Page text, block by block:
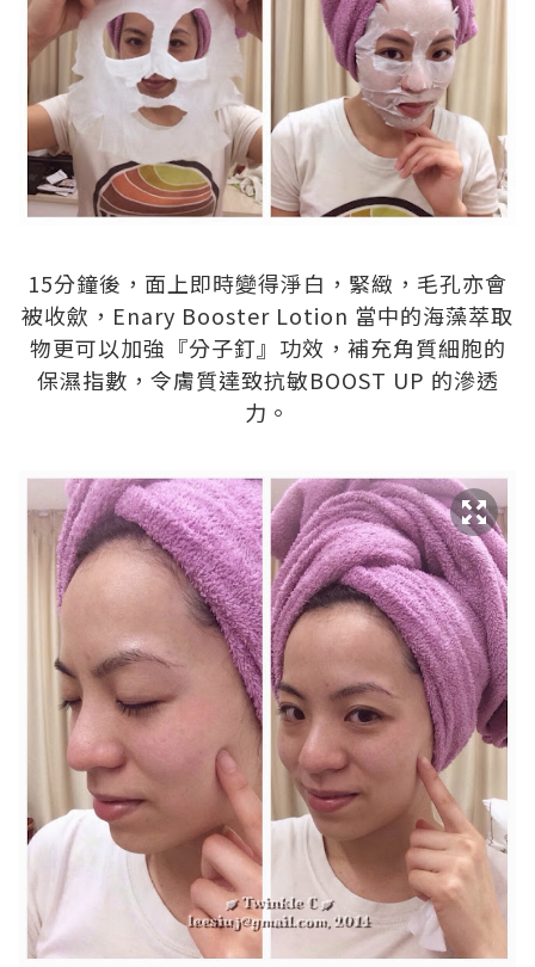
15分鐘後，面上即時變得淨白，緊緻，毛孔亦會
被收歛，Enary Booster Lotion 當中的海藻萃取
物更可以加強『分子釘』功效，補充角質細胞的
保濕指數，令膚質達致抗敏BOOST UP 的滲透
力。